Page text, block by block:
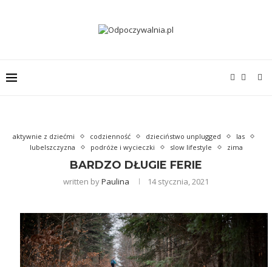
aktywnie z dziećmi codzienność dzieciństwo unplugged
las
lubelszczyzna
podróże i wycieczki slow lifestyle zima
BARDZO DŁUGIE FERIE
written byPaulina 14 stycznia, 2021